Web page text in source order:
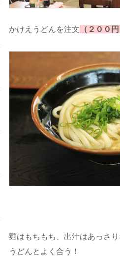
かけえうどんを注文 （２００円
麺はもちもち、出汁はあっさ
うどんとよく合う！